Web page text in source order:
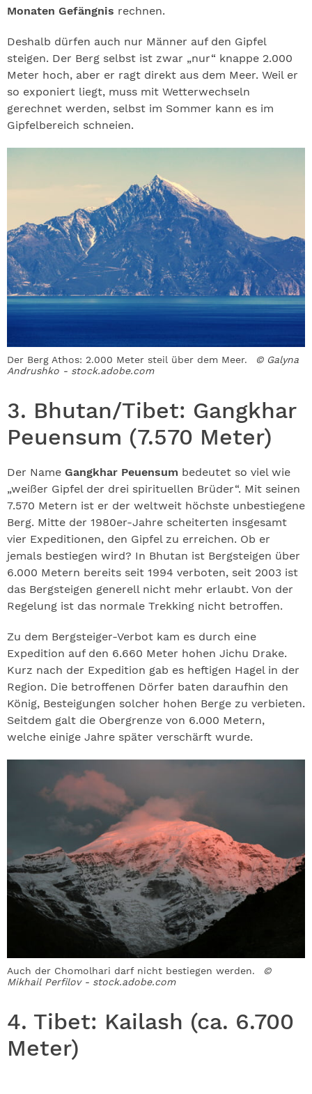
Monaten Gefängnis rechnen.
Deshalb dürfen auch nur Männer auf den Gipfel
steigen. Der Berg selbst ist zwar „nur“ knappe 2.000
Meter hoch, aber er ragt direkt aus dem Meer. Weil er
so exponiert liegt, muss mit Wetterwechseln
gerechnet werden, selbst im Sommer kann es im
Gipfelbereich schneien.
Der Berg Athos: 2.000 Meter steil über dem Meer.
© Galyna
Andrushko - stock.adobe.com
3. Bhutan/Tibet: Gangkhar
Peuensum (7.570 Meter)
Der Name Gangkhar Peuensum bedeutet so viel wie
„weißer Gipfel der drei spirituellen Brüder“. Mit seinen
7.570 Metern ist er der weltweit höchste unbestiegene
Berg. Mitte der 1980er-Jahre scheiterten insgesamt
vier Expeditionen, den Gipfel zu erreichen. Ob er
jemals bestiegen wird? In Bhutan ist Bergsteigen über
6.000 Metern bereits seit 1994 verboten, seit 2003 ist
das Bergsteigen generell nicht mehr erlaubt. Von der
Regelung ist das normale Trekking nicht betroffen.
Zu dem Bergsteiger-Verbot kam es durch eine
Expedition auf den 6.660 Meter hohen Jichu Drake.
Kurz nach der Expedition gab es heftigen Hagel in der
Region. Die betroffenen Dörfer baten daraufhin den
König, Besteigungen solcher hohen Berge zu verbieten.
Seitdem galt die Obergrenze von 6.000 Metern,
welche einige Jahre später verschärft wurde.
Auch der Chomolhari darf nicht bestiegen werden.
©
Mikhail Perfilov - stock.adobe.com
4. Tibet: Kailash (ca. 6.700
Meter)